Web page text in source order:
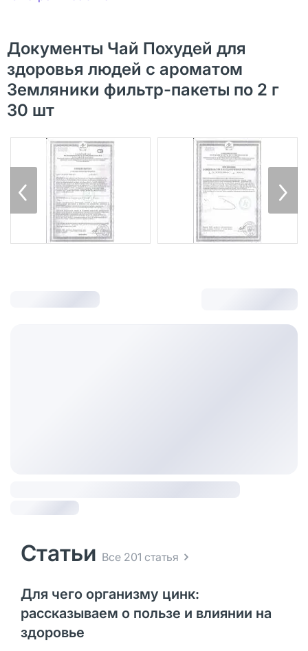
Документы Чай Похудей для
здоровья людей с ароматом
Земляники фильтр-пакеты по 2 г
30 шт
Статьи Все 201 статья
Для чего организму цинк:
рассказываем о пользе и влиянии на
здоровье